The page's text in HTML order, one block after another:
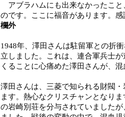
アブラハムにも出来なかったこと
のです。ここに福音があります。感
欄外
1948年、澤田さんは駐留軍との折
立しました。これは、連合軍兵士
くることに心痛めた澤田さんが、
澤田さんは、三菱で知られる財閥
ます。熱心なクリスチャンとなり
の岩崎別荘を分与されていました